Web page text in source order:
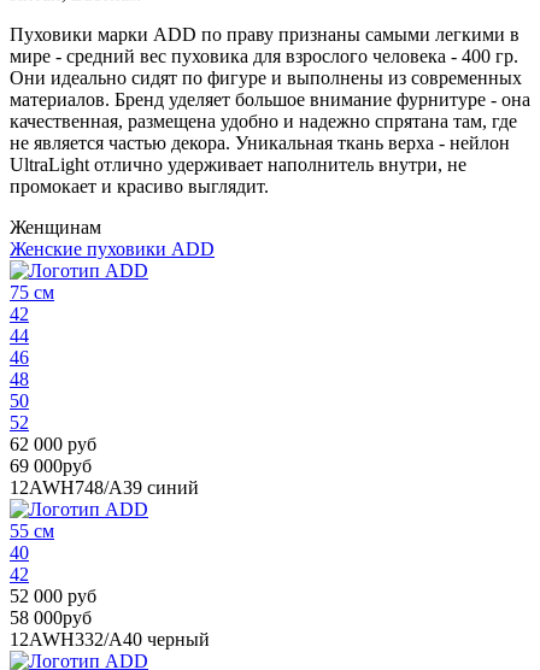
Пуховики марки ADD по праву признаны самыми легкими в
мире - средний вес пуховика для взрослого человека - 400 гр.
Они идеально сидят по фигуре и выполнены из современных
материалов. Бренд уделяет большое внимание фурнитуре - она
качественная, размещена удобно и надежно спрятана там, где
не является частью декора. Уникальная ткань верха - нейлон
UltraLight отлично удерживает наполнитель внутри, не
промокает и красиво выглядит.
Женщинам
Женские пуховики ADD
75 см
42
44
46
48
50
52
62 000 руб
69 000руб
12AWH748/A39 синий
55 см
40
42
52 000 руб
58 000руб
12AWH332/A40 черный